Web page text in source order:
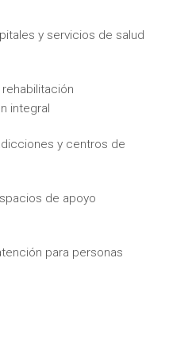
y servicios de salud
integral
y centros de
de apoyo
para personas